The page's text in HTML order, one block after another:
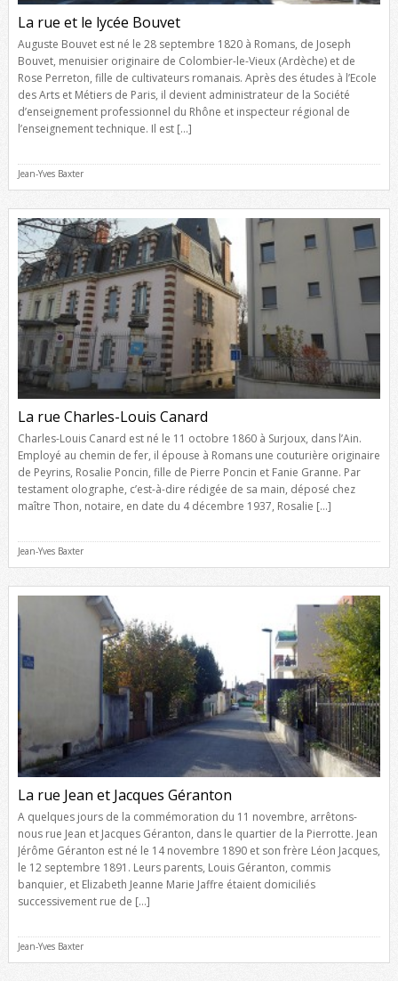
La rue et le lycée Bouvet
Auguste Bouvet est né le 28 septembre 1820 à Romans, de Joseph
Bouvet, menuisier originaire de Colombier-le-Vieux (Ardèche) et de
Rose Perreton, fille de cultivateurs romanais. Après des études à l’Ecole
des Arts et Métiers de Paris, il devient administrateur de la Société
d’enseignement professionnel du Rhône et inspecteur régional de
l’enseignement technique. Il est […]
Jean-Yves Baxter
La rue Charles-Louis Canard
Charles-Louis Canard est né le 11 octobre 1860 à Surjoux, dans l’Ain.
Employé au chemin de fer, il épouse à Romans une couturière originaire
de Peyrins, Rosalie Poncin, fille de Pierre Poncin et Fanie Granne. Par
testament olographe, c’est-à-dire rédigée de sa main, déposé chez
maître Thon, notaire, en date du 4 décembre 1937, Rosalie […]
Jean-Yves Baxter
La rue Jean et Jacques Géranton
A quelques jours de la commémoration du 11 novembre, arrêtons-
nous rue Jean et Jacques Géranton, dans le quartier de la Pierrotte. Jean
Jérôme Géranton est né le 14 novembre 1890 et son frère Léon Jacques,
le 12 septembre 1891. Leurs parents, Louis Géranton, commis
banquier, et Elizabeth Jeanne Marie Jaffre étaient domiciliés
successivement rue de […]
Jean-Yves Baxter